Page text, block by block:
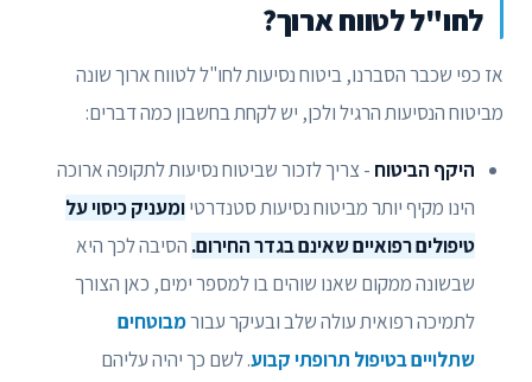
לחו"ל לטווח ארוך?
אז כפי שכבר הסברנו, ביטוח נסיעות לחו"ל לטווח ארוך שונה
מביטוח הנסיעות הרגיל ולכן, יש לקחת בחשבון כמה דברים:
היקף הביטוח - צריך לזכור שביטוח נסיעות לתקופה ארוכה
הינו מקיף יותר מביטוח נסיעות סטנדרטיומעניק כיסוי על
טיפולים רפואיים שאינם בגדר החירום. הסיבה לכך היא
שבשונה ממקום שאנו שוהים בו למספר ימים, כאן הצורך
לתמיכה רפואית עולה שלב ובעיקר עבורמבוטחים
שתלויים בטיפול תרופתי קבוע. לשם כך יהיה עליהם